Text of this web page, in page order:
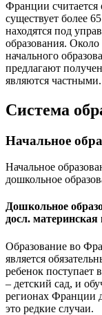
Франции
существует более
находятся под
образования.
начального
предлагают
являются частными.
Система
Начальное
Начальное
дошкольное
Дошкольное
досл.
Образование во
является
ребенок
– детский сад, и
регионах Франции
это редкие случаи.